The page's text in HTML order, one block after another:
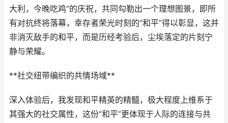
大利，今晚吃鸡”的庆祝，共同勾勒出一个理想图景，即所
有对抗终将落幕，幸存者荣光时刻的“和平”得以彰显，这并
非消灭敌手的和平，而是历经考验后，尘埃落定的片刻宁
静与荣耀。
**社交纽带编织的共情场域**
深入体验后，我发现和平精英的精髓，极大程度上维系于
其强大的社交属性，这份“和平”更体现于人际的连接与共